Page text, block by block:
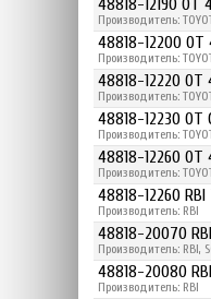
48818-12190 OT
Производитель:
48818-12200 OT
Производитель:
48818-12220
Производитель:
48818-12230 OT
Производитель:
48818-12260 OT
Производитель:
48818-12260 RBI
Производитель: RBI
48818-20070
Производитель: RBI,
48818-20080
Производитель: RBI